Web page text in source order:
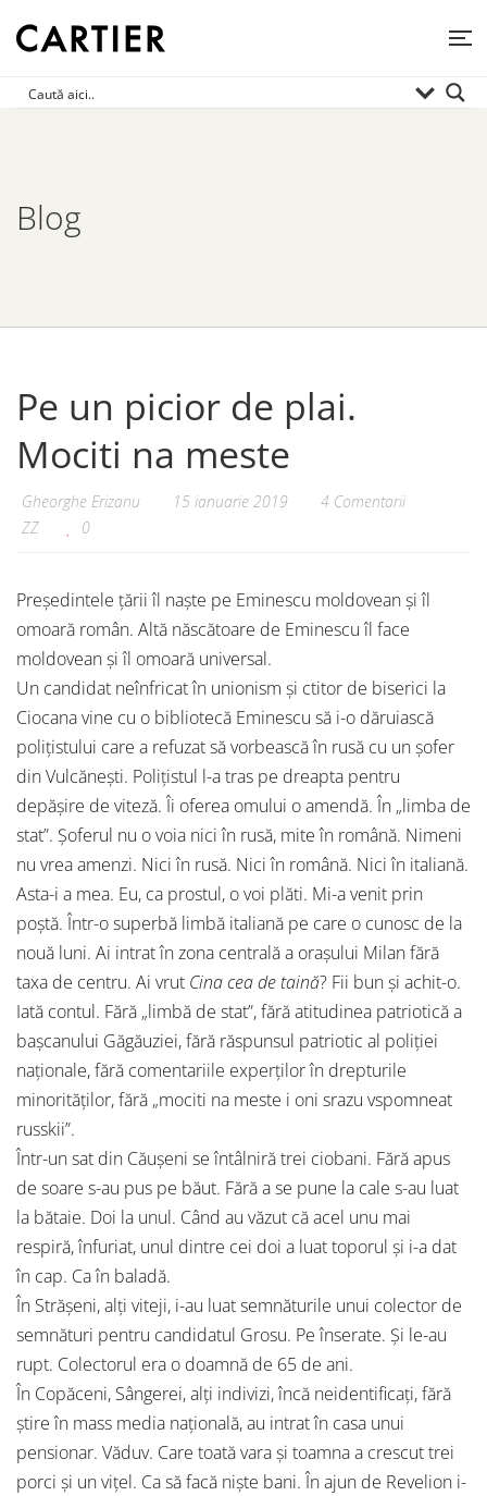
Blog
Pe un picior de plai.
Mociti na meste
Gheorghe Erizanu 15 ianuarie 2019
4 Comentarii
ZZ
0
Președintele țării îl naște pe Eminescu moldovean și îl
omoară român. Altă născătoare de Eminescu îl face
moldovean și îl omoară universal.
Un candidat neînfricat în unionism și ctitor de biserici la
Ciocana vine cu o bibliotecă Eminescu să i-o dăruiască
polițistului care a refuzat să vorbească în rusă cu un șofer
din Vulcănești. Polițistul l-a tras pe dreapta pentru
depășire de viteză. Îi oferea omului o amendă. În „limba de
stat”. Șoferul nu o voia nici în rusă, mite în română. Nimeni
nu vrea amenzi. Nici în rusă. Nici în română. Nici în italiană.
Asta-i a mea. Eu, ca prostul, o voi plăti. Mi-a venit prin
poștă. Într-o superbă limbă italiană pe care o cunosc de la
nouă luni. Ai intrat în zona centrală a orașului Milan fără
taxa de centru. Ai vrut Cina cea de taină? Fii bun și achit-o.
Iată contul. Fără „limbă de stat”, fără atitudinea patriotică a
bașcanului Găgăuziei, fără răspunsul patriotic al poliției
naționale, fără comentariile experților în drepturile
minorităților, fără „mociti na meste i oni srazu vspomneat
russkii”.
Într-un sat din Căușeni se întâlniră trei ciobani. Fără apus
de soare s-au pus pe băut. Fără a se pune la cale s-au luat
la bătaie. Doi la unul. Când au văzut că acel unu mai
respiră, înfuriat, unul dintre cei doi a luat toporul și i-a dat
în cap. Ca în baladă.
În Strășeni, alți viteji, i-au luat semnăturile unui colector de
semnături pentru candidatul Grosu. Pe înserate. Și le-au
rupt. Colectorul era o doamnă de 65 de ani.
În Copăceni, Sângerei, alți indivizi, încă neidentificați, fără
știre în mass media națională, au intrat în casa unui
pensionar. Văduv. Care toată vara și toamna a crescut trei
porci și un vițel. Ca să facă niște bani. În ajun de Revelion i-